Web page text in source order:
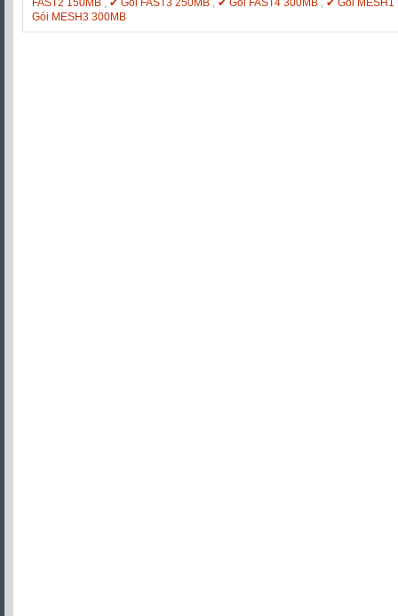
FAST2 150MB , ✔ Gói FAST3 250MB , ✔ Gói FAST4 300MB , ✔ Gói MESH1
Gói MESH3 300MB